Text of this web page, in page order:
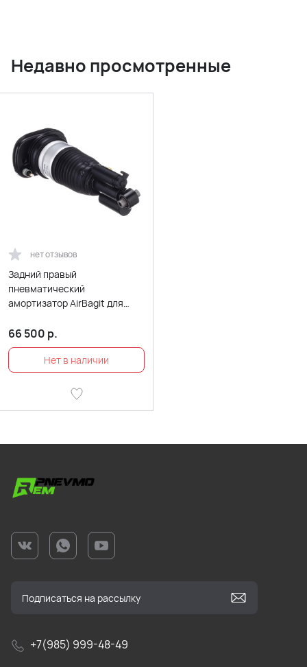
Недавно просмотренные
нет отзывов
Задний правый
пневматический
амортизатор AirBagit для
без VDC
66 500 р.
+7(985) 999-48-49